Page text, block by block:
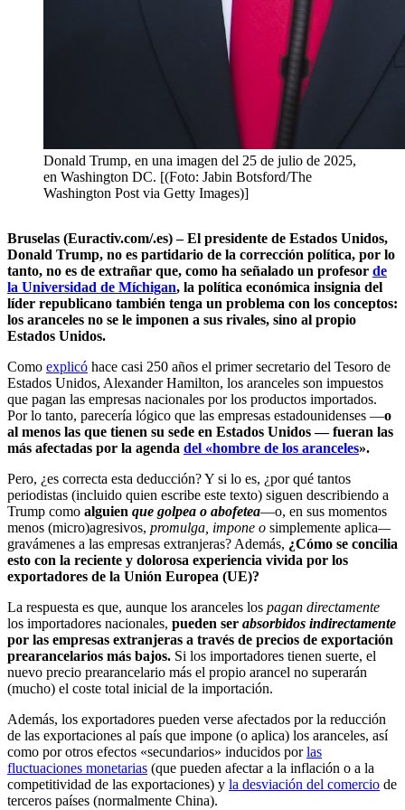
Donald Trump, en una imagen del 25 de julio de 2025,
en Washington DC. [(Foto: Jabin Botsford/The
Washington Post via Getty Images)]
Bruselas (Euractiv.com/.es) – El presidente de Estados Unidos,
Donald Trump, no es partidario de la corrección política, por lo
tanto, no es de extrañar que, como ha señalado un profesor de
la Universidad de Míchigan, la política económica insignia del
líder republicano también tenga un problema con los conceptos:
los aranceles no se le imponen a sus rivales, sino al propio
Estados Unidos.
Como explicó hace casi 250 años el primer secretario del Tesoro de
Estados Unidos, Alexander Hamilton, los aranceles son impuestos
que pagan las empresas nacionales por los productos importados.
Por lo tanto, parecería lógico que las empresas estadounidenses —o
al menos las que tienen su sede en Estados Unidos — fueran las
más afectadas por la agenda del «hombre de los aranceles».
Pero, ¿es correcta esta deducción? Y si lo es, ¿por qué tantos
periodistas (incluido quien escribe este texto) siguen describiendo a
Trump como alguien que golpea o abofetea—o, en sus momentos
menos (micro)agresivos, promulga, impone o simplemente aplica—
gravámenes a las empresas extranjeras? Además, ¿Cómo se concilia
esto con la reciente y dolorosa experiencia vivida por los
exportadores de la Unión Europea (UE)?
La respuesta es que, aunque los aranceles los pagan directamente
los importadores nacionales, pueden ser absorbidos indirectamente
por las empresas extranjeras a través de precios de exportación
prearancelarios más bajos. Si los importadores tienen suerte, el
nuevo precio prearancelario más el propio arancel no superarán
(mucho) el coste total inicial de la importación.
Además, los exportadores pueden verse afectados por la reducción
de las exportaciones al país que impone (o aplica) los aranceles, así
como por otros efectos «secundarios» inducidos porlas
fluctuaciones monetarias (que pueden afectar a la inflación o a la
competitividad de las exportaciones) y la desviación del comercio de
terceros países (normalmente China).